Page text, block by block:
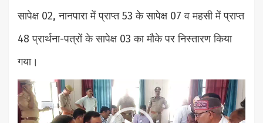
सापेक्ष 02, नानपारा में प्राप्त 53 के सापेक्ष 07 व महसी में प्राप्त
48 प्रार्थना-पत्रों के सापेक्ष 03 का मौके पर निस्तारण किया
गया।
Video
Player